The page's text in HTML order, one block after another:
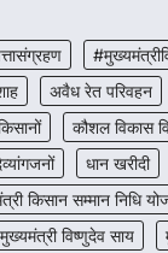
अवैध रेत परिवहन
कौशल विकास
धान खरीदी
किसान सम्मान निधि
मुख्यमंत्री विष्णुदेव साय